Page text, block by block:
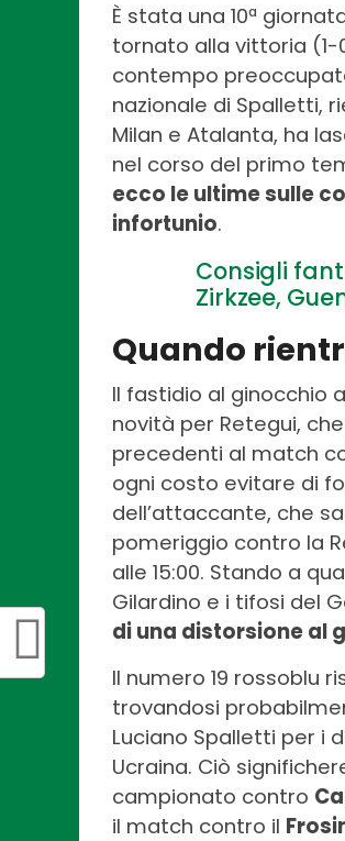
È stata una 10ª
tornato alla vittoria
contempo
nazionale di Spalletti,
Milan e Atalanta, ha
nel corso del primo
ecco le ultime sulle
infortunio.
Consigli
Zirkzee,
Quando
Il fastidio al ginocchio
novità per Retegui,
precedenti al match
ogni costo evitare di
dell’attaccante, che
pomeriggio contro la
alle 15:00. Stando a
Gilardino e i tifosi del
di una distorsione al
Il numero 19 rossoblu
trovandosi
Luciano Spalletti per i
Ucraina. Ciò
campionato contro
il match contro il